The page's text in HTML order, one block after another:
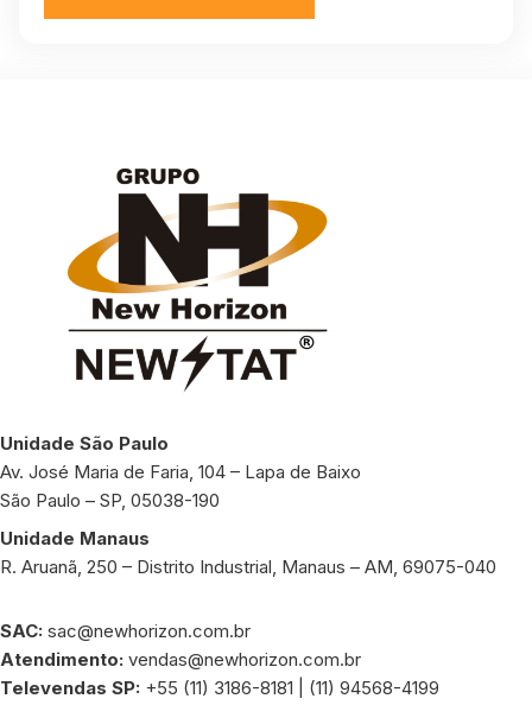
Unidade São Paulo
Av. José Maria de Faria, 104 – Lapa de Baixo
São Paulo – SP, 05038-190
Unidade Manaus
R. Aruanã, 250 – Distrito Industrial, Manaus – AM, 69075-040
SAC: sac@newhorizon.com.br
Atendimento: vendas@newhorizon.com.br
Televendas SP: +55 (11) 3186-8181 | (11) 94568-4199